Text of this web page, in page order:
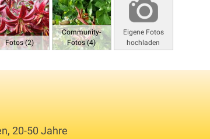
Fotos (2)
Community-
Fotos (4)
Eigene Fotos
hochladen
20-50 Jahre